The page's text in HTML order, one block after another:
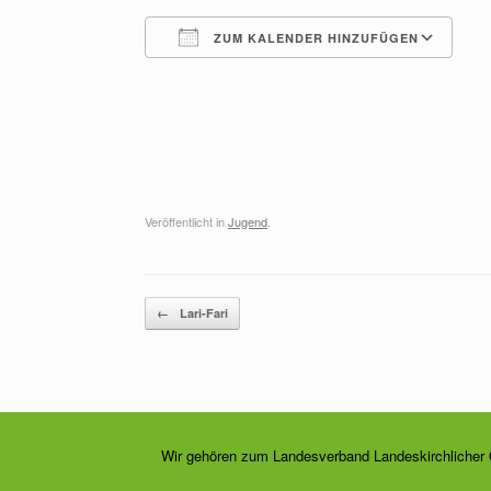
ZUM KALENDER HINZUFÜGEN
Veröffentlicht inJugend
Beitragsnavigation
← Lari-Fari
Wir gehören zum Landesverband